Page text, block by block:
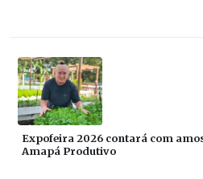
Expofeira 2026 contará com
Amapá Produtivo